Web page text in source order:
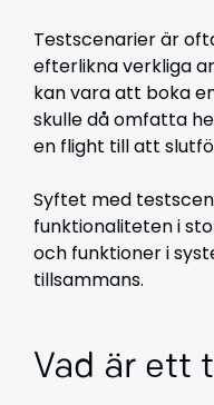
Testscenarier är
efterlikna verkliga
kan vara att boka
skulle då omfatta
en flight till att
Syftet med
funktionaliteten i
och funktioner i
tillsammans.
Vad är ett